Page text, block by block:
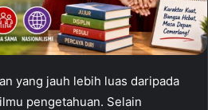
yang jauh lebih luas daripada
pengetahuan. Selain